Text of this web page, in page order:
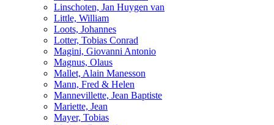
Linschoten, Jan Huygen van
Little, William
Loots, Johannes
Lotter, Tobias Conrad
Magini, Giovanni Antonio
Magnus, Olaus
Mallet, Alain Manesson
Mann, Fred & Helen
Mannevillette, Jean Baptiste
Mariette, Jean
Mayer, Tobias